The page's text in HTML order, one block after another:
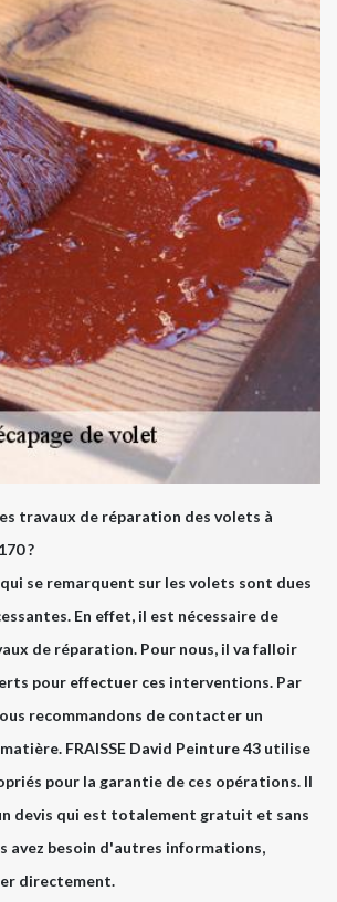
travaux de réparation des volets à
?
se remarquent sur les volets sont dues
En effet, il est nécessaire de
de réparation. Pour nous, il va falloir
pour effectuer ces interventions. Par
recommandons de contacter un
FRAISSE David Peinture 43 utilise
pour la garantie de ces opérations. Il
devis qui est totalement gratuit et sans
avez besoin d'autres informations,
directement.